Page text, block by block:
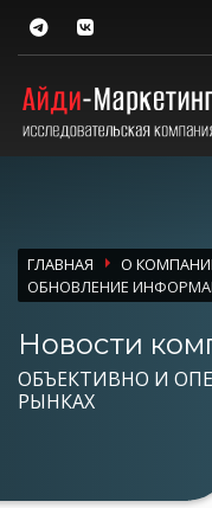
ГЛАВНАЯ О
ОБНОВЛЕНИЕ
Новости
ОБЪЕКТИВНО И
РЫНКАХ